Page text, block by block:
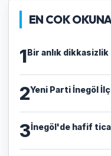
EN COK
1Bir anlık dikkasizlik
2Yeni Parti İnegöl
3İnegöl'de hafif